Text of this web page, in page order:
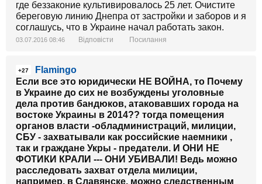
где беззаконие культивировалось 25 лет. Очистите
береговую линию Днепра от застройки и заборов и я
соглашусь, что в Украине начал работать закон.
03.07.2016 08:46 Відповісти Посилання
+27
Flamingo
Если все это юридически НЕ ВОЙНА, то Почему
в Украине до сих не возбуждены уголовные
дела против бандюков, атаковавших города на
востоке Украины в 2014?? тогда помещения
органов власти -обладминистраций, милиции,
СБУ - захватывали как российские наемники ,
так и граждане Укры - предатели. И ОНИ НЕ
ФОТИКИ КРАЛИ --- ОНИ УБИВАЛИ! Ведь можно
расследовать захват отдела милиции,
например, в Славянске, можно следственным